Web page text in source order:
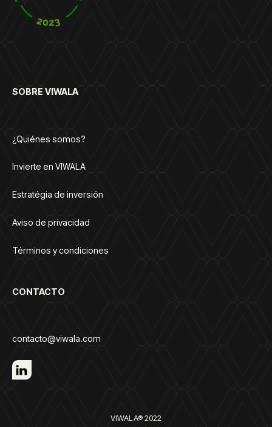
SOBRE VIWALA
¿Quiénes somos?
Invierte en VIWALA
Estratégia de inversión
Aviso de privacidad
Términos y condiciones
CONTACTO
contacto@viwala.com
VIWALA® 2022